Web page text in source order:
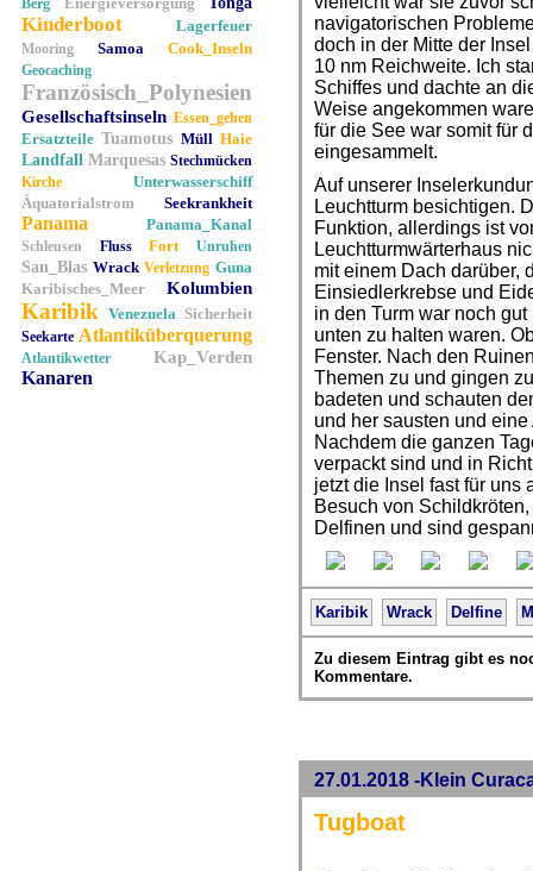
Berg
Kinderboot Lagerfeuer
Mooring Samoa Cook_Inseln
Geocaching
Französisch_Polynesien
Gesellschaftsinseln Essen_gehen
Ersatzteile Tuamotus Müll Haie
Landfall Marquesas Stechmücken
Kirche
Unterwasserschiff
Äquatorialstrom
Seekrankheit
Panama Panama_Kanal
Schleusen Fluss Fort Unruhen
San_Blas Wrack Verletzung Guna
Karibisches_Meer
Kolumbien
Karibik Venezuela Sicherheit
Seekarte Atlantiküberquerung
Atlantikwetter Kap_Verden
Kanaren
navigatorischen
doch in der Mitte der
10 nm Reichweite. Ich
Schiffes und dachte an
Weise angekommen
für die See war somit für
eingesammelt.
Auf unserer
Leuchtturm besichtigen.
Funktion, allerdings ist
Leuchtturmwärterhaus
mit einem Dach darüber,
Einsiedlerkrebse und
in den Turm war noch
unten zu halten waren.
Fenster. Nach den
Themen zu und gingen
badeten und schauten
und her sausten und
Nachdem die ganzen
verpackt sind und in
jetzt die Insel fast für uns
Besuch von
Delfinen und sind
Karibik Wrack Delfine
Zu diesem Eintrag gibt es
Kommentare.
27.01.2018 -Klein
Tugboat